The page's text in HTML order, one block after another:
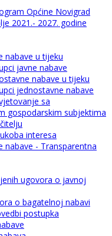
Općine Novigrad
2021.- 2027. godine
nabave u tijeku
javne nabave
nabave u tijeku
jednostavne nabave
sa
gospodarskim subjektima
interesa
nabave - Transparentna
ugovora o javnoj
o bagatelnoj nabavi
postupka